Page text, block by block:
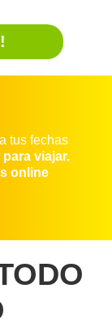
tus fechas
viajar.
online